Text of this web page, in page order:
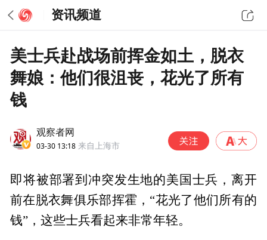
资讯频道
美士兵赴战场前挥金如土，脱衣
舞娘：他们很沮丧，花光了所有
钱
观察者网
03-30 13:18 来自上海市
即将被部署到冲突发生地的美国士兵，离开
前在脱衣舞俱乐部挥霍，“花光了他们所有的
钱”，这些士兵看起来非常年轻。